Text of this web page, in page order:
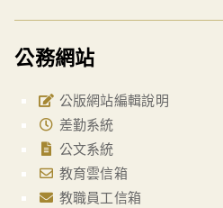
公務網站
公版網站編輯說明
差勤系統
公文系統
教育雲信箱
教職員工信箱